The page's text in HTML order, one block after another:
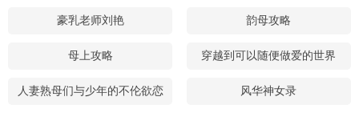
豪乳老师刘艳 韵母攻略
母上攻略 穿越到可以随便做爱的世界
人妻熟母们与少年的不伦欲恋 风华神女录